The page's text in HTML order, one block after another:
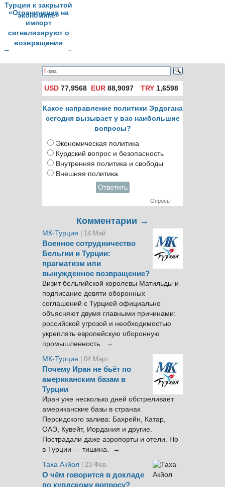
«Ограничения на
импорт
сигнализируют о
возвращении
Турции к закрытой
экономике»
USD 77,9568 EUR 88,9097 TRY1,6598
Какое направление политики Эрдогана
сегодня вызывает у вас наибольшие
вопросы?
Экономическая политика
Курдский вопрос и безопасность
Внутренняя политика и свободы
Внешняя политика
Ответить
Опросы →
Комментарии →
МК-Турция | 14 Май
Военное сотрудничество
Бельгии и Турции:
прагматизм или
вынужденное возвращение?
Визит бельгийской королевы Матильды и
подписание девяти оборонных
соглашений с Турцией официально
объясняют двумя главными причинами:
российской угрозой и необходимостью
укреплять европейскую оборонную
промышленность. →
МК-Турция
| 04 Март
Почему Иран не бьёт по
американским базам в
Турции
Иран уже несколько дней обстреливает
американские базы в странах
Персидского залива: Бахрейн, Катар,
ОАЭ, Кувейт, Иордания и другие.
Пострадали даже аэропорты и отели. Но
в Турции — тишина. →
Таха Акйол | 23 Фев.
О чём говорится в докладе
по курдскому вопросу?